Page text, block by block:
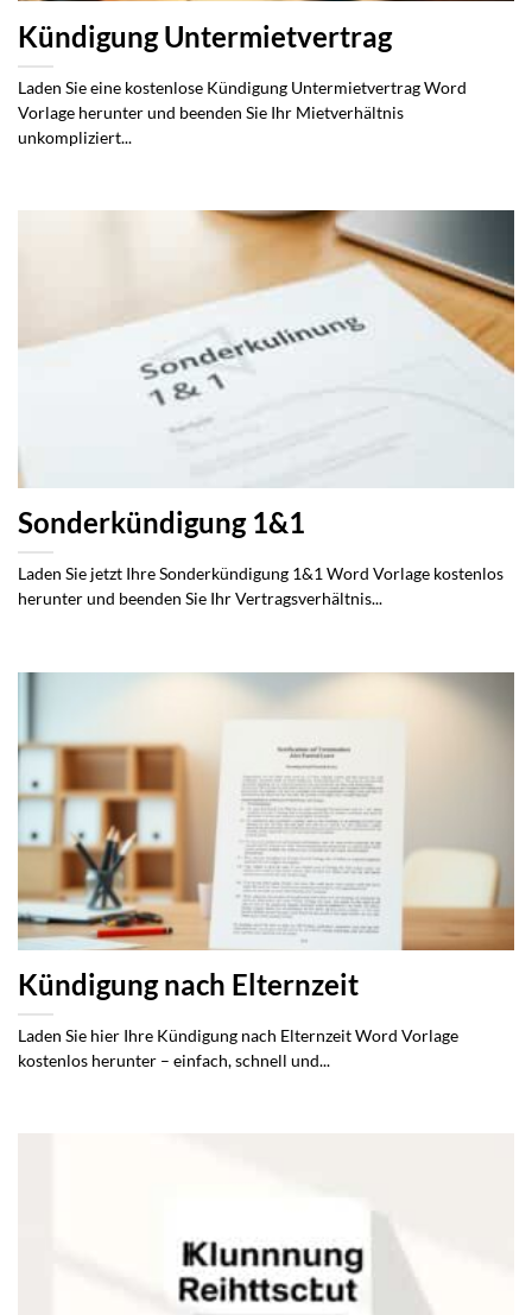
Kündigung Untermietvertrag
Laden Sie eine kostenlose Kündigung Untermietvertrag Word
Vorlage herunter und beenden Sie Ihr Mietverhältnis
unkompliziert...
Sonderkündigung 1&1
Laden Sie jetzt Ihre Sonderkündigung 1&1 Word Vorlage kostenlos
herunter und beenden Sie Ihr Vertragsverhältnis...
Kündigung nach Elternzeit
Laden Sie hier Ihre Kündigung nach Elternzeit Word Vorlage
kostenlos herunter – einfach, schnell und...